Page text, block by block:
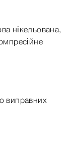
нікельована,
виправних